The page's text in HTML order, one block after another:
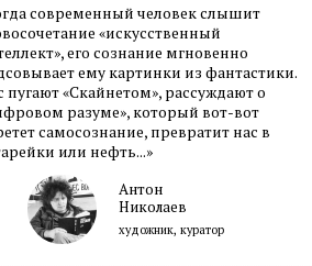
современный человек слышит
«искусственный
его сознание мгновенно
ему картинки из фантастики.
пугают «Скайнетом», рассуждают о
разуме», который вот-вот
самосознание, превратит нас в
или нефть...»
Антон
Николаев
художник, куратор